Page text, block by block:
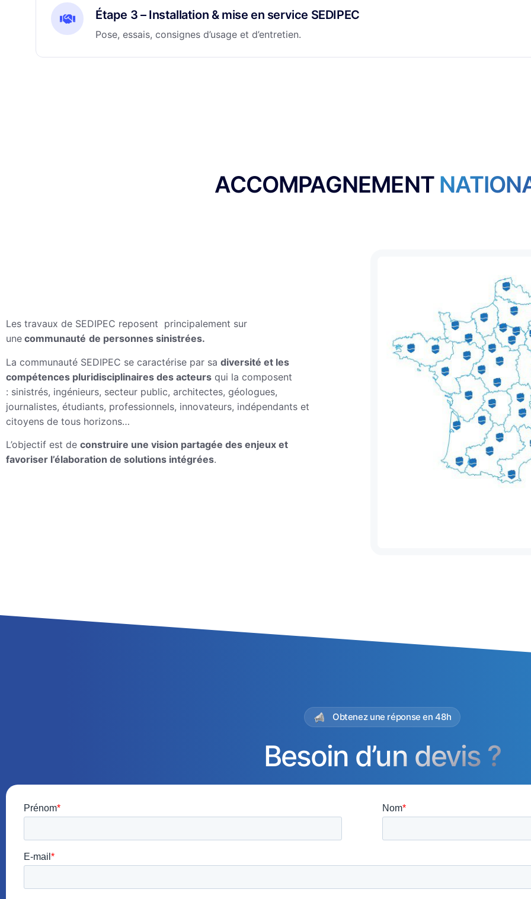
Étape 3 – Installation & mise en service SEDIPEC
Pose, essais, consignes d’usage et d’entretien.
ACCOMPAGNEMENT
Les travaux de SEDIPEC reposent principalement sur
une communauté de personnes sinistrées.
La communauté SEDIPEC se caractérise par sa diversité et les
compétences pluridisciplinaires des acteurs qui la composent
: sinistrés, ingénieurs, secteur public, architectes, géologues,
journalistes, étudiants, professionnels, innovateurs, indépendants et
citoyens de tous horizons…
L’objectif est de construire une vision partagée des enjeux et
favoriser l’élaboration de solutions intégrées.
Obtenez une réponse en 48h
Besoin d’un devis ?